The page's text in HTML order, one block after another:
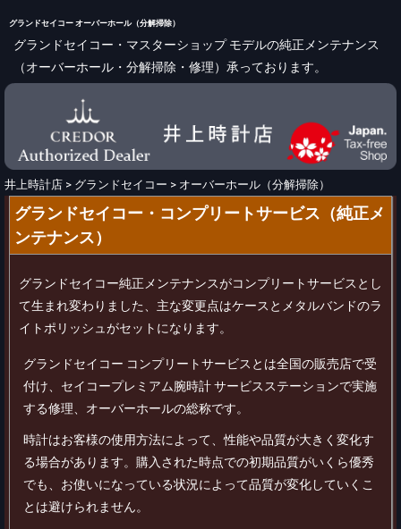
グランドセイコー オーバーホール（分解掃除）
グランドセイコー・マスターショップ モデルの純正メンテナンス
（オーバーホール・分解掃除・修理）承っております。
井上時計店 > グランドセイコー > オーバーホール（分解掃除）
グランドセイコー・コンプリートサービス（純正メ
ンテナンス）
グランドセイコー純正メンテナンスがコンプリートサービスとし
て生まれ変わりました、主な変更点はケースとメタルバンドのラ
イトポリッシュがセットになります。
グランドセイコー コンプリートサービスとは全国の販売店で受
付け、セイコープレミアム腕時計 サービスステーションで実施
する修理、オーバーホールの総称です。
時計はお客様の使用方法によって、性能や品質が大きく変化す
る場合があります。購入された時点での初期品質がいくら優秀
でも、お使いになっている状況によって品質が変化していくこ
とは避けられません。